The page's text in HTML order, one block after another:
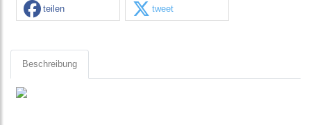
teilen tweet
Beschreibung